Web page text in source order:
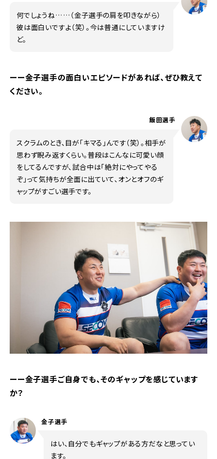
何でしょうね……（金子選手の肩を叩きながら）
彼は面白いですよ（笑）。今は普通にしていますけ
ど。
ーー金子選手の面白いエピソードがあれば、ぜひ教えて
ください。
スクラムのとき、目が「キマる」んです（笑）。相手が
思わず睨み返すくらい。普段はこんなに可愛い顔
をしてるんですが、試合中は「絶対にやってやる
ぞ」って気持ちが全面に出ていて、オンとオフのギ
ャップがすごい選手です。
飯田選手
ーー金子選手ご自身でも、そのギャップを感じています
か？
はい、自分でもギャップがある方だなと思ってい
ます。
金子選手